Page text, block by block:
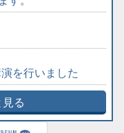
を行いました
る